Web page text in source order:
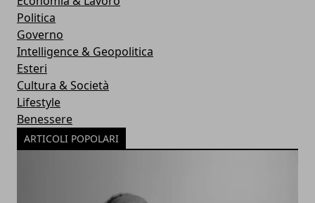
Politica
Governo
Intelligence & Geopolitica
Esteri
Cultura & Società
Lifestyle
Benessere
ARTICOLI POPOLARI